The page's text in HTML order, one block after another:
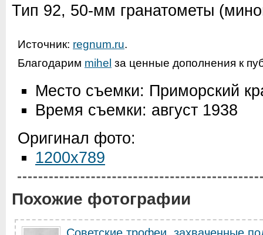
Тип 92, 50-мм гранатометы
Источник: regnum.ru.
Благодарим mihel за ценные дополнения к
Место съемки: Приморский
Время съемки: август 1938
Оригинал фото:
1200x789
Похожие фотографии